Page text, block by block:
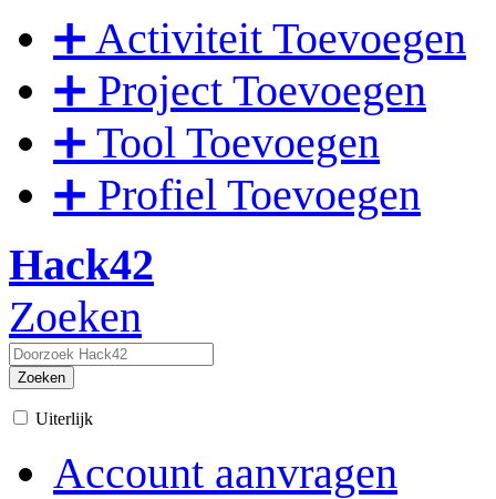
➕ Activiteit Toevoegen
➕ Project Toevoegen
➕ Tool Toevoegen
➕ Profiel Toevoegen
Hack42
Zoeken
Zoeken
Uiterlijk
Account aanvragen